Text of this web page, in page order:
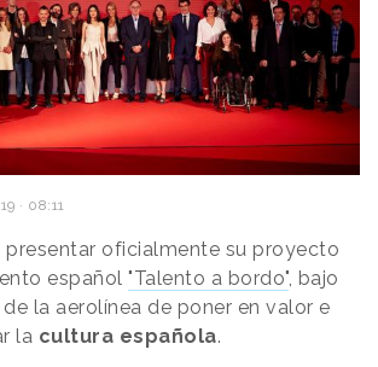
· 08:11
presentar oficialmente su proyecto
español "Talento a bordo", bajo
la aerolínea de poner en valor e
la cultura española.